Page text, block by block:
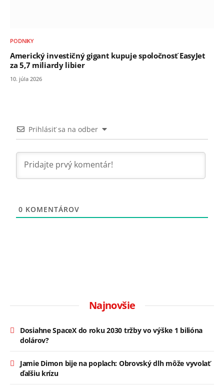
PODNIKY
Americký investičný gigant kupuje spoločnosť EasyJet
za 5,7 miliardy libier
10. júla 2026
Prihlásiť sa na odber
0 KOMENTÁROV
Najnovšie
Dosiahne SpaceX do roku 2030 tržby vo výške 1 bilióna
dolárov?
Jamie Dimon bije na poplach: Obrovský dlh môže vyvolať
ďalšiu krízu